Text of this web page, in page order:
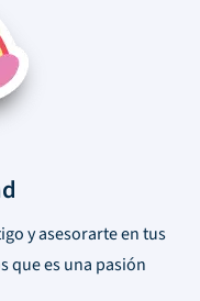
y asesorarte en tus
que es una pasión